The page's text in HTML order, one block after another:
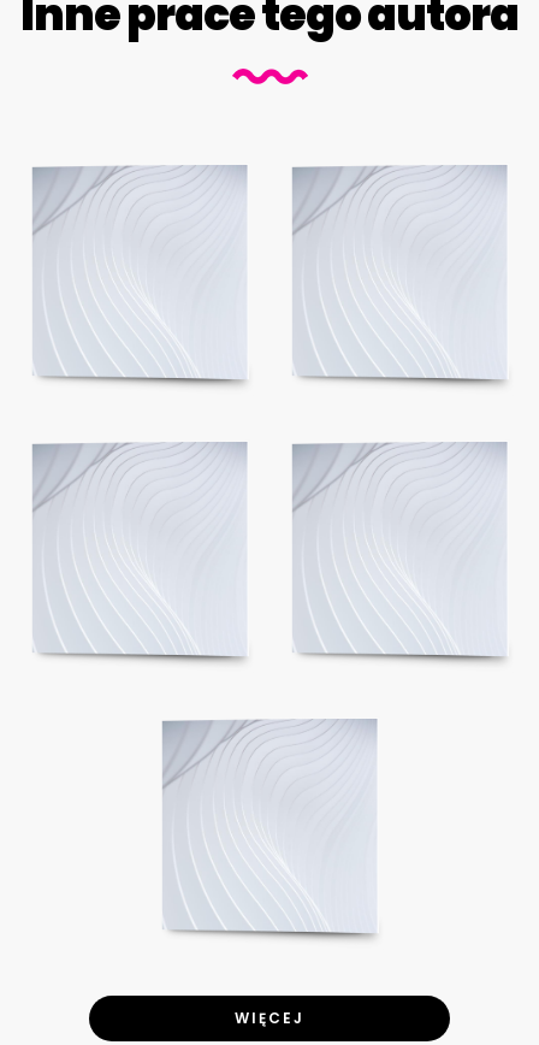
Inne prace tego autora
WIĘCEJ